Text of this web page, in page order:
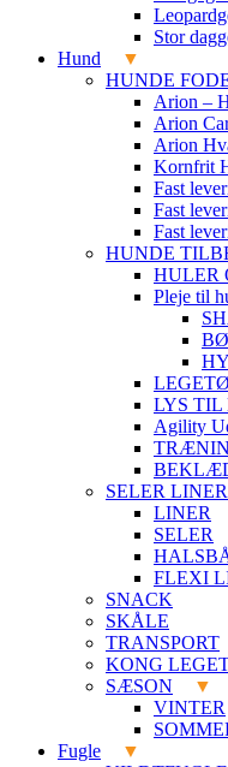
Stor
Hund
HUNDE
Arion –
Arion
Arion
Kornfrit
Fast
Fast
Fast
HUNDE
HULER
Pleje til
LYS TIL
Agility
SELER
LINER
SELER
FLEXI
SNACK
SKÅLE
TRANSPORT
KONG
SÆSON
VINTER
Fugle